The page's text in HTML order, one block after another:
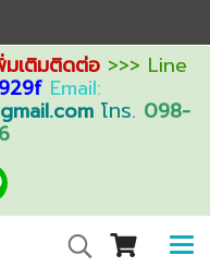
มเติมติดต่อ>>> Line
Email:
โทร. 098-